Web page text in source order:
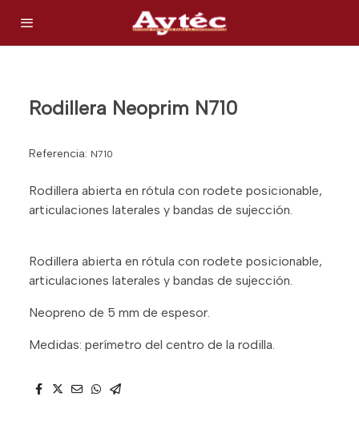
Rodillera Neoprim N710
Referencia: N710
Rodillera abierta en rótula con rodete posicionable,
articulaciones laterales y bandas de sujección.
Rodillera abierta en rótula con rodete posicionable,
articulaciones laterales y bandas de sujección.
Neopreno de 5 mm de espesor.
Medidas: perímetro del centro de la rodilla.